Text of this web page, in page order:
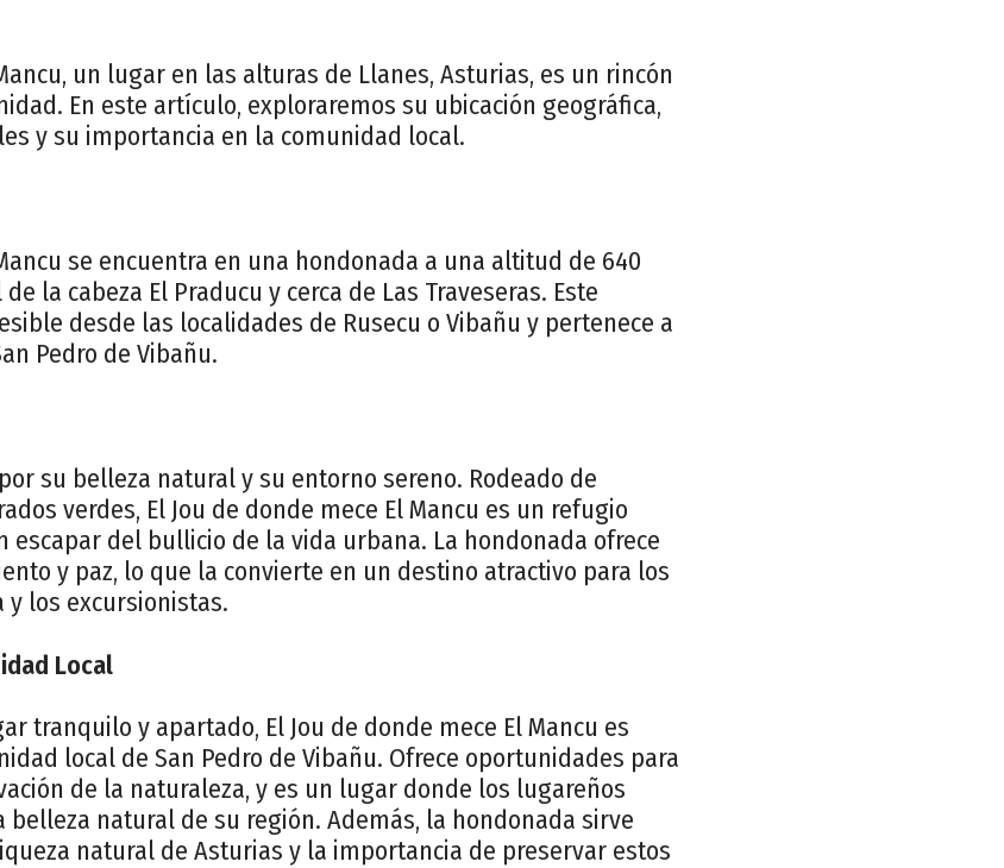
un lugar en las alturas de Llanes, Asturias, es un rincón
En este artículo, exploraremos su ubicación geográfica,
y su importancia en la comunidad local.
se encuentra en una hondonada a una altitud de 640
la cabeza El Praducu y cerca de Las Traveseras. Este
desde las localidades de Rusecu o Vibañu y pertenece a
Pedro de Vibañu.
su belleza natural y su entorno sereno. Rodeado de
verdes, El Jou de donde mece El Mancu es un refugio
escapar del bullicio de la vida urbana. La hondonada ofrece
y paz, lo que la convierte en un destino atractivo para los
los excursionistas.
Local
tranquilo y apartado, El Jou de donde mece El Mancu es
local de San Pedro de Vibañu. Ofrece oportunidades para
de la naturaleza, y es un lugar donde los lugareños
belleza natural de su región. Además, la hondonada sirve
natural de Asturias y la importancia de preservar estos